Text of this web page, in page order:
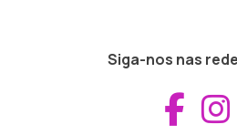
Siga-nos nas